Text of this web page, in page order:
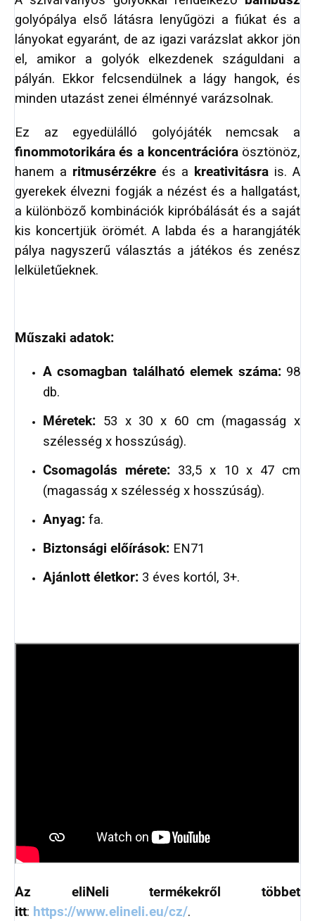
golyópálya első látásra lenyűgözi a fiúkat és a
lányokat egyaránt, de az igazi varázslat akkor jön
el, amikor a golyók elkezdenek száguldani a
pályán. Ekkor felcsendülnek a lágy hangok, és
minden utazást zenei élménnyé varázsolnak.
Ez az egyedülálló golyójáték nemcsak a
finommotorikára és a koncentrációraösztönöz,
hanem a ritmusérzékre és a kreativitásra is. A
gyerekek élvezni fogják a nézést és a hallgatást,
a különböző kombinációk kipróbálását és a saját
kis koncertjük örömét. A labda és a harangjáték
pálya nagyszerű választás a játékos és zenész
lelkületűeknek.
Műszaki adatok:
A csomagban található elemek száma:98
db.
Méretek: 53 x 30 x 60 cm (magasság x
szélesség x hosszúság).
Csomagolás mérete: 33,5 x 10 x 47 cm
(magasság x szélesség x hosszúság).
Anyag: fa.
Biztonsági előírások: EN71
Ajánlott életkor: 3 éves kortól, 3+.
Az eliNeli termékekről többet
itt: https://www.elineli.eu/cz/.